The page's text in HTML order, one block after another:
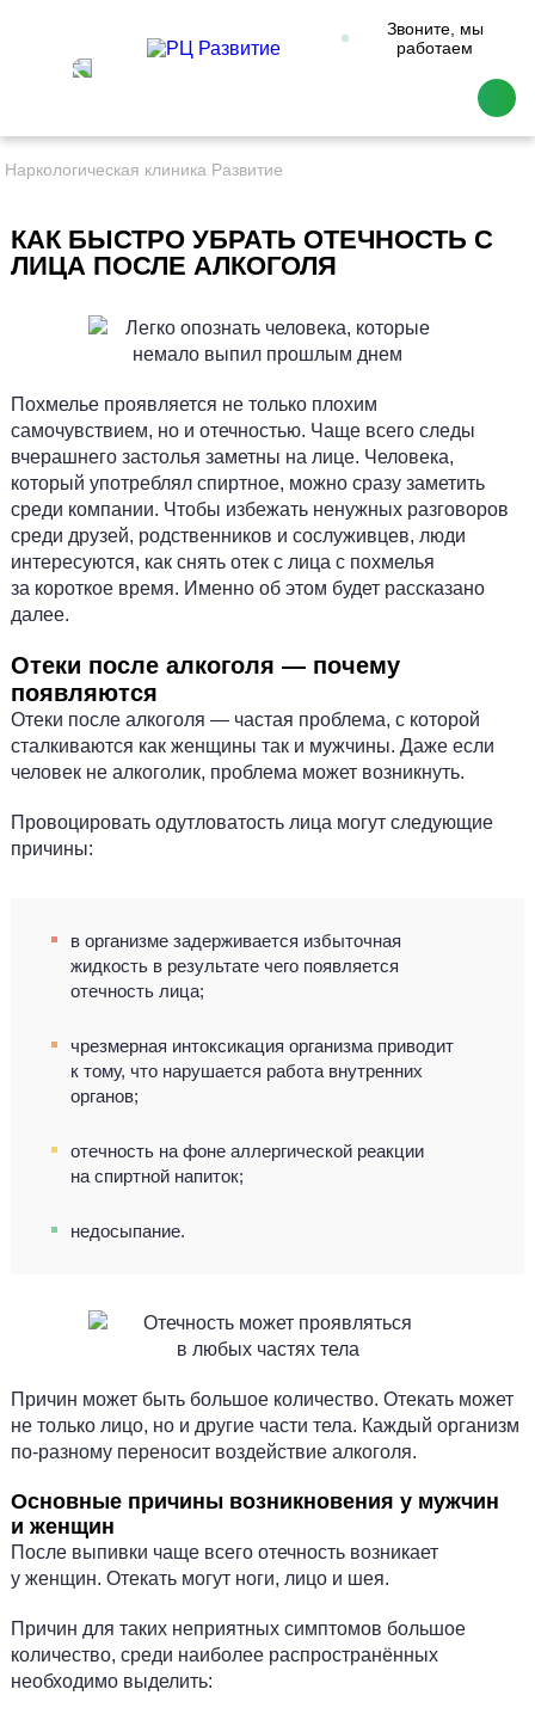
Звоните, мы
работаем
Наркологическая клиника Развитие
КАК БЫСТРО УБРАТЬ ОТЕЧНОСТЬ С
ЛИЦА ПОСЛЕ АЛКОГОЛЯ
Похмелье проявляется не только плохим
самочувствием, но и отечностью. Чаще всего следы
вчерашнего застолья заметны на лице. Человека,
который употреблял спиртное, можно сразу заметить
среди компании. Чтобы избежать ненужных разговоров
среди друзей, родственников и сослуживцев, люди
интересуются, как снять отек с лица с похмелья
за короткое время. Именно об этом будет рассказано
далее.
Отеки после алкоголя — почему
появляются
Отеки после алкоголя — частая проблема, с которой
сталкиваются как женщины так и мужчины. Даже если
человек не алкоголик, проблема может возникнуть.
Провоцировать одутловатость лица могут следующие
причины:
в организме задерживается избыточная
жидкость в результате чего появляется
отечность лица;
чрезмерная интоксикация организма приводит
к тому, что нарушается работа внутренних
органов;
отечность на фоне аллергической реакции
на спиртной напиток;
недосыпание.
Причин может быть большое количество. Отекать может
не только лицо, но и другие части тела. Каждый организм
по-разному переносит воздействие алкоголя.
Основные причины возникновения у мужчин
и женщин
После выпивки чаще всего отечность возникает
у женщин. Отекать могут ноги, лицо и шея.
Причин для таких неприятных симптомов большое
количество, среди наиболее распространённых
необходимо выделить: